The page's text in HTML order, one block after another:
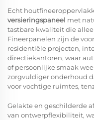
Echt
versieringspaneel met
tastbare kwaliteit die
Fineerpanelen zijn de
residentiële projecten,
directiekantoren, waar
of persoonlijke smaak
zorgvuldiger onderhoud
voor vochtige ruimtes,
Gelakte en geschilderde
van ontwerpflexibiliteit,